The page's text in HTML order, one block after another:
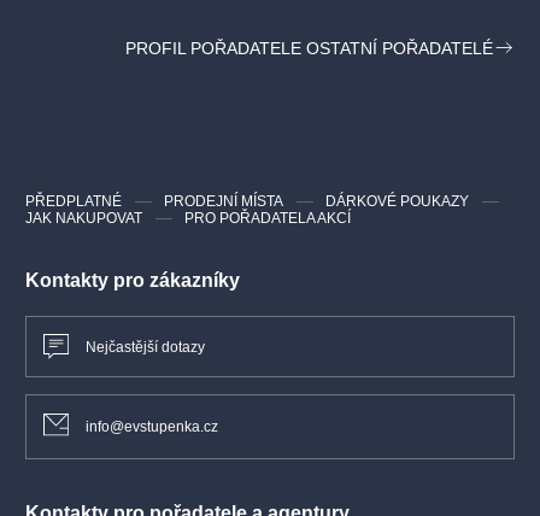
PROFIL POŘADATELE OSTATNÍ POŘADATELÉ
Kontakty pro zákazníky
Nejčastější dotazy
info@evstupenka.cz
PŘEDPLATNÉ PRODEJNÍ MÍSTA
DÁRKOVÉ POUKAZY
JAK NAKUPOVAT
PRO POŘADATELA AKCÍ